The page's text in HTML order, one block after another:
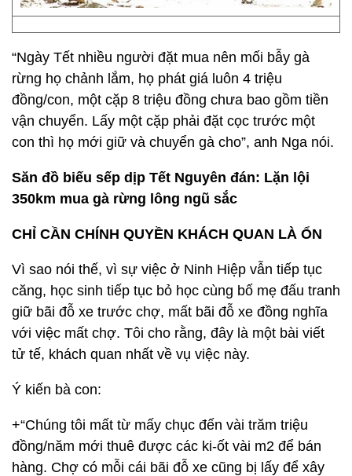
“Ngày Tết nhiều người đặt mua nên mối bẫy gà
rừng họ chảnh lắm, họ phát giá luôn 4 triệu
đồng/con, một cặp 8 triệu đồng chưa bao gồm tiền
vận chuyển. Lấy một cặp phải đặt cọc trước một
con thì họ mới giữ và chuyển gà cho”, anh Nga nói.
Săn đồ biếu sếp dịp Tết Nguyên đán: Lặn lội
350km mua gà rừng lông ngũ sắc
CHỈ CẦN CHÍNH QUYỀN KHÁCH QUAN LÀ ỔN
Vì sao nói thế, vì sự việc ở Ninh Hiệp vẫn tiếp tục
căng, học sinh tiếp tục bỏ học cùng bố mẹ đấu tranh
giữ bãi đỗ xe trước chợ, mất bãi đỗ xe đồng nghĩa
với việc mất chợ. Tôi cho rằng, đây là một bài viết
tử tế, khách quan nhất về vụ việc này.
Ý kiến bà con:
+“Chúng tôi mất từ mấy chục đến vài trăm triệu
đồng/năm mới thuê được các ki-ốt vài m2 để bán
hàng. Chợ có mỗi cái bãi đỗ xe cũng bị lấy để xây